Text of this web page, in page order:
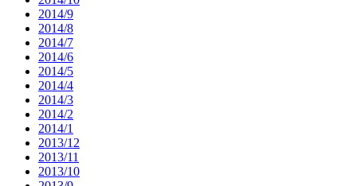
2014/9
2014/8
2014/7
2014/6
2014/5
2014/4
2014/3
2014/2
2014/1
2013/12
2013/11
2013/10